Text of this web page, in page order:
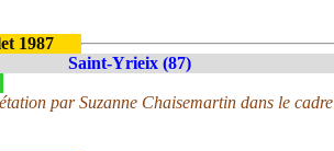
1987
Saint-Yrieix (87)
par Suzanne Chaisemartin dans le